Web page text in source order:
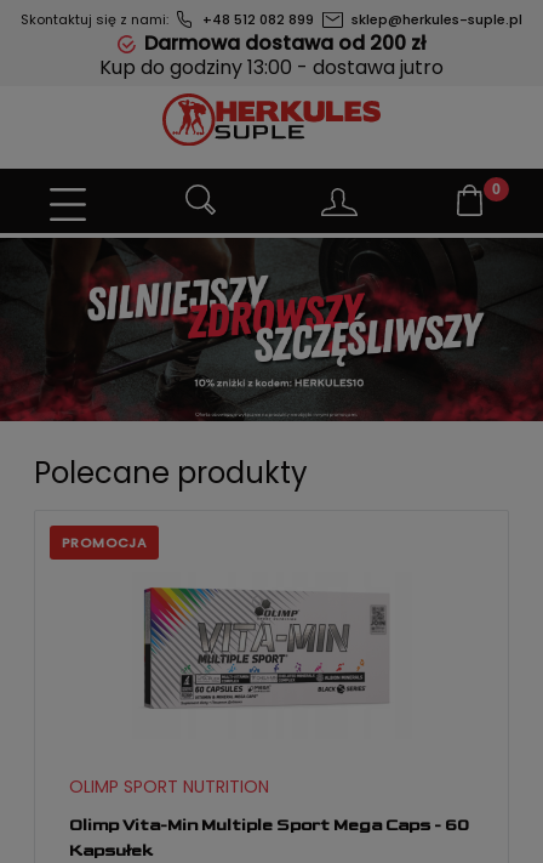
Skontaktuj się z nami: +48 512 082 899 sklep@herkules-suple.pl
Darmowa dostawa od 200 zł
Kup do godziny 13:00 - dostawa jutro
Polecane produkty
Olimp Vita-Min Multiple Sport Mega Caps - 60
Kapsułek
OLIMP SPORT NUTRITION
PROMOCJA